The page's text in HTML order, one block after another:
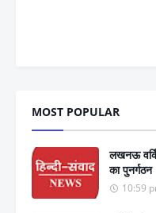
MOST POPULAR
लखनऊ
का पुनर्गठन
10:59